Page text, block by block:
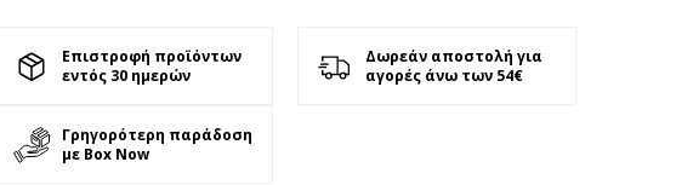
Επιστροφή προϊόντων
εντός 30 ημερών
Δωρεάν αποστολή για
αγορές άνω των 54€
Γρηγορότερη παράδοση
με Box Now